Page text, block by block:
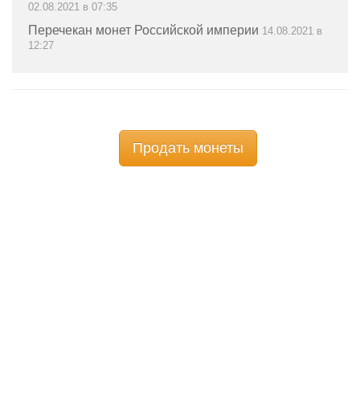
02.08.2021 в 07:35
Перечекан монет Российской империи 14.08.2021 в
12:27
Продать монеты